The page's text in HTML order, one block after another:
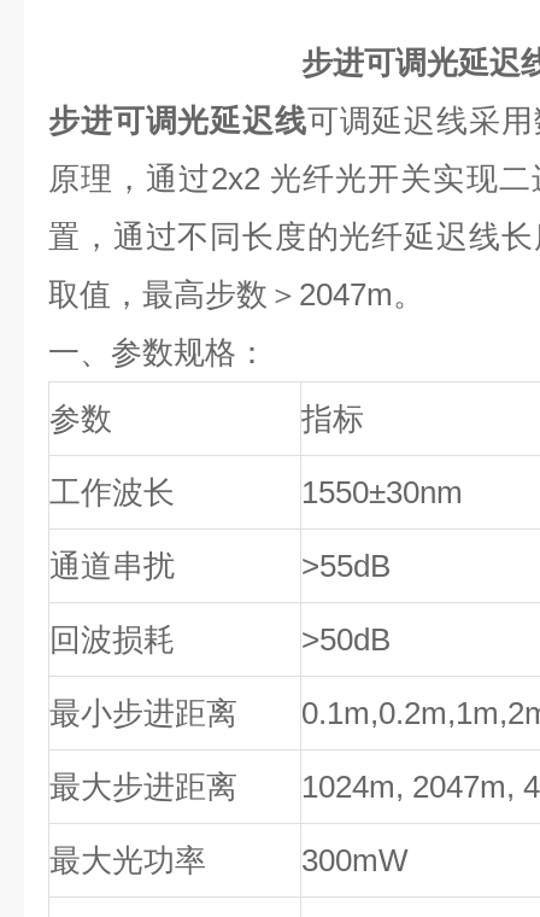
步进可调光延迟
步进可调光延迟线可调延迟线采
原理，通过2x2 光纤光开关实现
置，通过不同长度的光纤延迟线
取值，最高步数＞ 2047m。
一、参数规格：
参数
指标
工作波长 1550±30nm
通道串扰 >55dB
回波损耗 >50dB
最小步进距离
最大步进距离 1024m, 2047m,
最大光功率 300mW